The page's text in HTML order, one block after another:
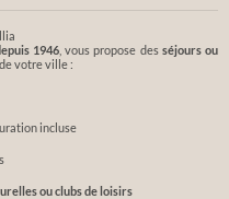
1946, vous propose des séjours ou
votre ville :
incluse
ou clubs de loisirs